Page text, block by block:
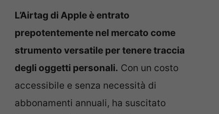
L’Airtag di Apple è entrato
prepotentemente nel mercato come
strumento versatile per tenere traccia
degli oggetti personali. Con un costo
accessibile e senza necessità di
abbonamenti annuali, ha suscitato